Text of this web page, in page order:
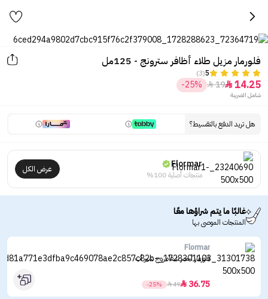
فلورمار مزيل طلاء أظافر سترونج - 125مل
5
(3)
14.25

19

-25%
شامل الضريبة
هل تريد الدفع بالتقسيط؟
Flormar
منتجات أصلية 100%
عرض الكل
غالبًا ما يتم شراؤها معًا
المنتجات الموصى بها
Flormar
فلورمار أحمر شفاه روج شير أب
36.75

49

-25%